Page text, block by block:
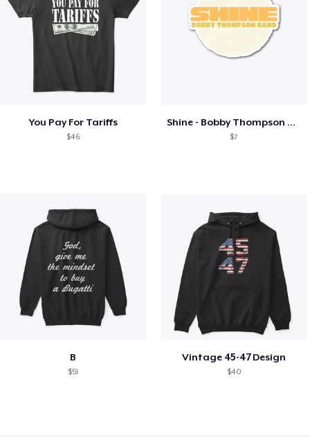
You Pay For Tariffs
$46
Shine - Bobby Thompson Band Merch
$7
B
$51
Vintage 45-47 Design
$40